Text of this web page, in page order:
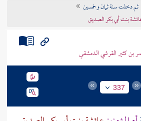
ثم دخلت سنة ثمان وخمسين
بنت أبي بكر الصديق
بن كثير القرشي الدمشقي
337